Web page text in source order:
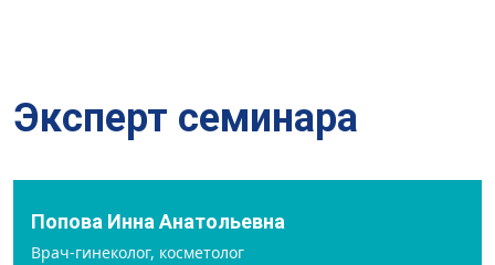
Эксперт семинара
Попова Инна Анатольевна
Врач-гинеколог, косметолог